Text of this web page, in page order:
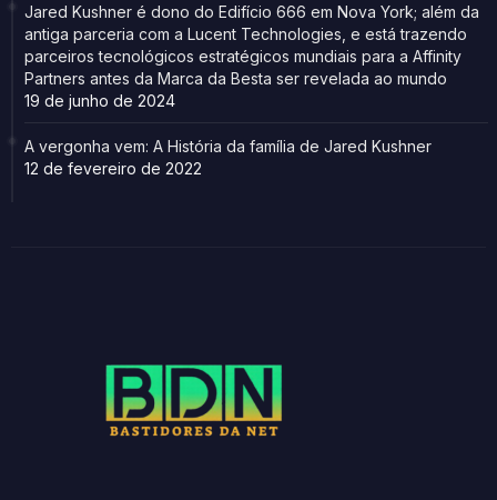
Jared Kushner é dono do Edifício 666 em Nova York; além da
antiga parceria com a Lucent Technologies, e está trazendo
parceiros tecnológicos estratégicos mundiais para a Affinity
Partners antes da Marca da Besta ser revelada ao mundo
19 de junho de 2024
A vergonha vem: A História da família de Jared Kushner
12 de fevereiro de 2022